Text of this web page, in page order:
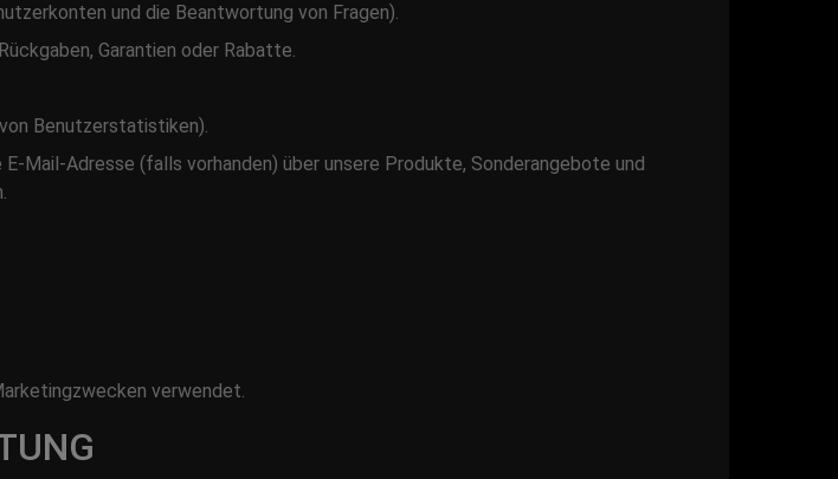
und die Beantwortung von Fragen).
Garantien oder Rabatte.
Benutzerstatistiken).
Mail-Adresse (falls vorhanden) über unsere Produkte, Sonderangebote und
verwendet.